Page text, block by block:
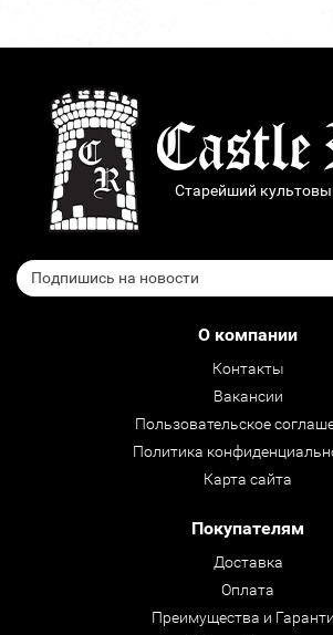
Старейший
О компании
Контакты
Вакансии
Пользовательское
Политика
Карта сайта
Покупателям
Доставка
Оплата
Преимущества и